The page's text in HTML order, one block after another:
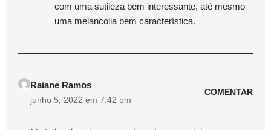
com uma sutileza bem interessante, até mesmo
uma melancolia bem característica.
Raiane Ramos
junho 5, 2022 em 7:42 pm
COMENTAR